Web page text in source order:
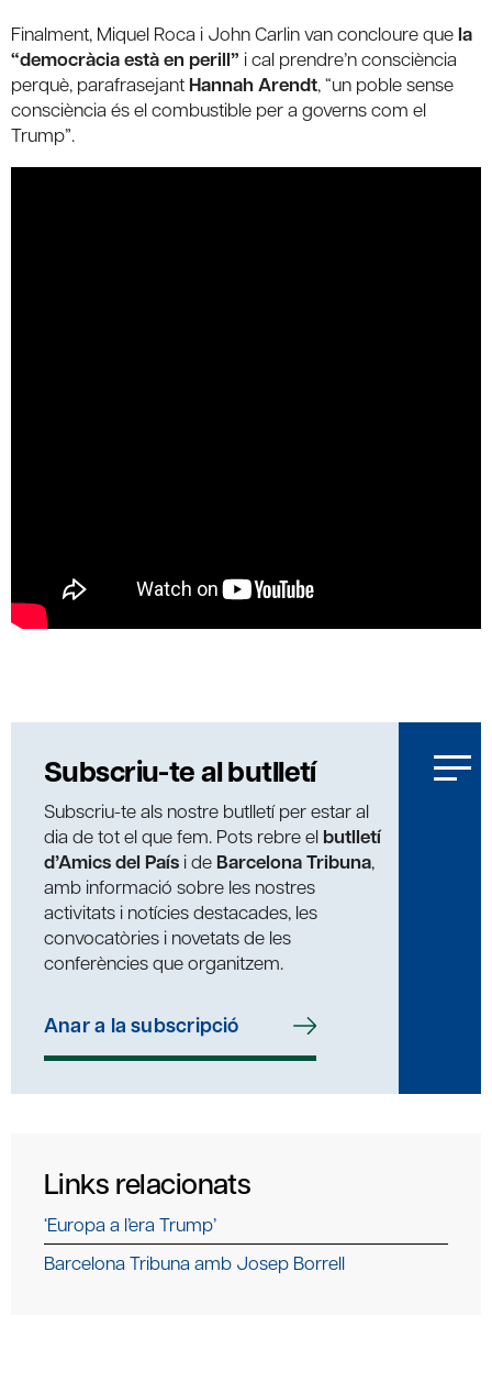
Finalment, Miquel Roca i John Carlin van concloure que la
“democràcia està en perill” i cal prendre’n consciència
perquè, parafrasejant Hannah Arendt, “un poble sense
consciència és el combustible per a governs com el
Trump”.
Subscriu-te al butlletí
Subscriu-te als nostre butlletí per estar al
dia de tot el que fem. Pots rebre el butlletí
d’Amics del País i de Barcelona Tribuna,
amb informació sobre les nostres
activitats i notícies destacades, les
convocatòries i novetats de les
conferències que organitzem.
Anar a la subscripció
Links relacionats
‘Europa a l’era Trump’
Barcelona Tribuna amb Josep Borrell